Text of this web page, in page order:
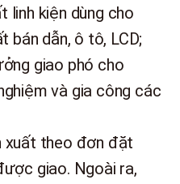
linh kiện dùng cho
bán dẫn, ô tô, LCD;
giao phó cho
và gia công các
xuất theo đơn đặt
giao. Ngoài ra,